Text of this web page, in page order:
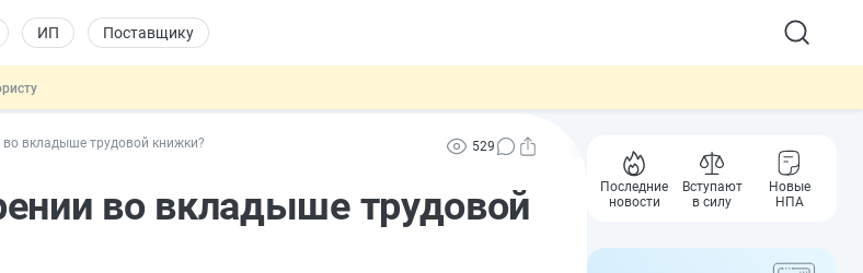
ИП Поставщику
#кадровику
вкладыше трудовой книжки? 529
во вкладыше трудовой
Последние
новости
Вступают
в силу
Новые
НПА